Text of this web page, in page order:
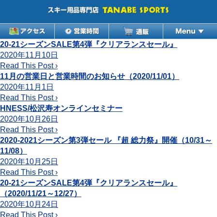
20-21シーズンSALE第4弾『クリアランスセール』
2020年11月10日
Read This Post ›
11月の営業日と営業時間のお知らせ（2020/11/01）
2020年11月1日
Read This Post ›
HNESS/松沢寿オンラインセミナー
2020年10月26日
Read This Post ›
2020-2021シーズン第3弾セール 『超 総力祭』開催（10/31～
11/08）
2020年10月25日
Read This Post ›
20-21シーズンSALE第4弾『クリアランスセール』
（2020/11/21～12/27）
2020年10月24日
Read This Post ›